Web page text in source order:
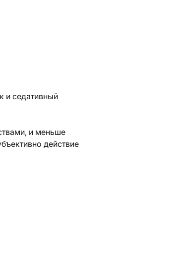
и седативный
и меньше
действие